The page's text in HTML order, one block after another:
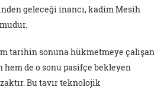
geleceği inancı, kadim Mesih
tarihin sonuna hükmetmeye çalışan
de o sonu pasifçe bekleyen
Bu tavır teknolojik